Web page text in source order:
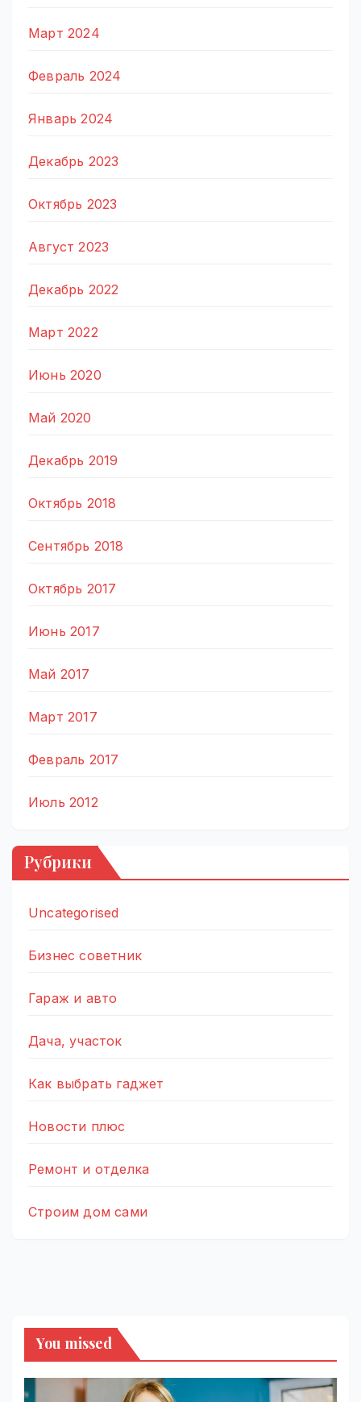
Март 2024
Февраль 2024
Январь 2024
Декабрь 2023
Октябрь 2023
Август 2023
Декабрь 2022
Март 2022
Июнь 2020
Май 2020
Декабрь 2019
Октябрь 2018
Сентябрь 2018
Октябрь 2017
Июнь 2017
Май 2017
Март 2017
Февраль 2017
Июль 2012
Рубрики
Uncategorised
Бизнес советник
Гараж и авто
Дача, участок
Как выбрать гаджет
Новости плюс
Ремонт и отделка
Строим дом сами
You missed